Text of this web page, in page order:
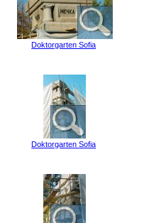
Doktorgarten Sofia
Doktorgarten Sofia